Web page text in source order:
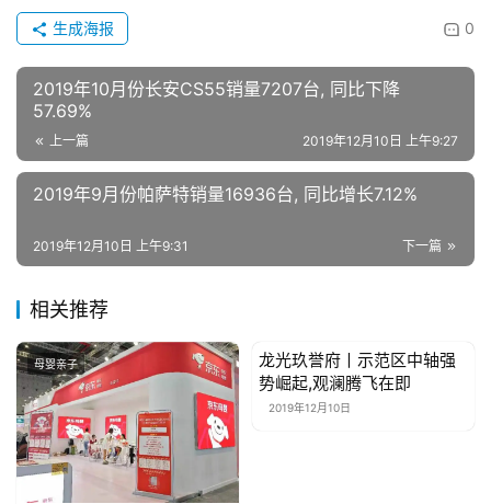
我
们
联
我
们
0
生成海报
2019年10月份长安CS55销量7207台, 同比下降
57.69%
上一篇 2019年12月10日 上午9:27
2019年9月份帕萨特销量16936台, 同比增长7.12%
下一篇
2019年12月10日 上午9:31
相关推荐
母婴亲子 母婴亲子
龙光玖誉府丨示范区中轴强
势崛起,观澜腾飞在即
2019年12月10日